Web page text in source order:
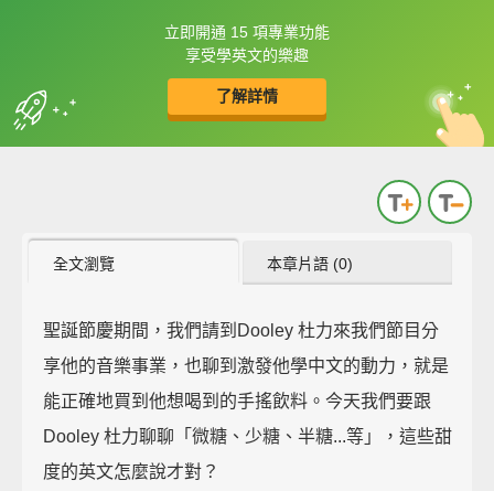
立即開通 15 項專業功能
享受學英文的樂趣
了解詳情
框選或點兩下字幕可以直接查字典喔！
全文瀏覽 本章片語 (0)
聖誕節慶期間，我們請到Dooley 杜力來我們節目分
享他的音樂事業，也聊到激發他學中文的動力，就是
能正確地買到他想喝到的手搖飲料。今天我們要跟
Dooley 杜力聊聊「微糖、少糖、半糖...等」，這些甜
度的英文怎麼說才對？